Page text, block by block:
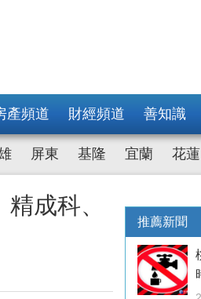
產頻道 財經頻道 善知識
屏東 基隆 宜蘭 花蓮
成科、
推薦新聞